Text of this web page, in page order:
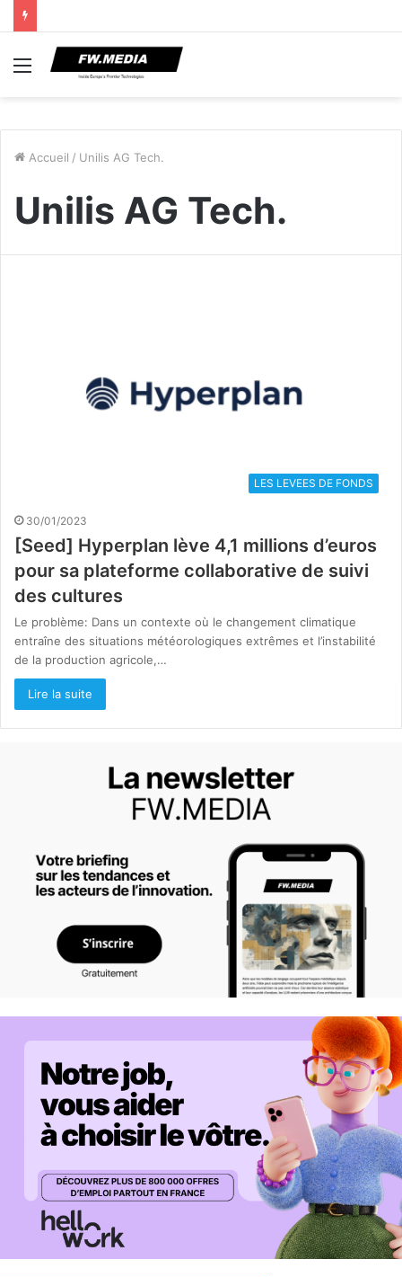
Menu
Accueil / Unilis AG Tech.
Unilis AG Tech.
LES LEVEES DE FONDS
30/01/2023
[Seed] Hyperplan lève 4,1 millions d’euros
pour sa plateforme collaborative de suivi
des cultures
Le problème: Dans un contexte où le changement climatique
entraîne des situations météorologiques extrêmes et l’instabilité
de la production agricole,…
Lire la suite